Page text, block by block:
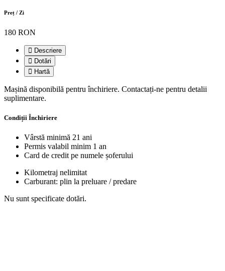
Preț / Zi
180 RON
Descriere
Dotări
Hartă
Mașină disponibilă pentru închiriere. Contactați-ne pentru detalii
suplimentare.
Condiții Închiriere
Vârstă minimă 21 ani
Permis valabil minim 1 an
Card de credit pe numele șoferului
Kilometraj nelimitat
Carburant: plin la preluare / predare
Nu sunt specificate dotări.